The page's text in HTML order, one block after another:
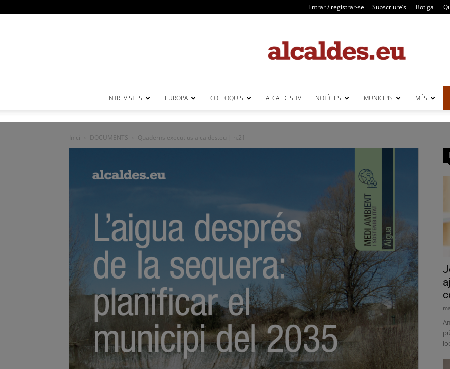
Entrar / registrar-se Subscriure’s Botiga
ENTREVISTES EUROPA COL·LOQUIS ALCALDES TV NOTÍCIES MUNICIPIS MÉS
Inici DOCUMENTS Quaderns executius alcaldes.eu | n.21